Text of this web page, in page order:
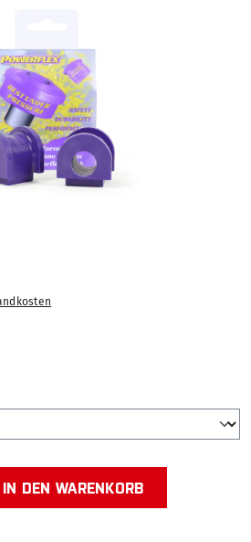
den gewünschten Wert ein
IN DEN WARENKORB